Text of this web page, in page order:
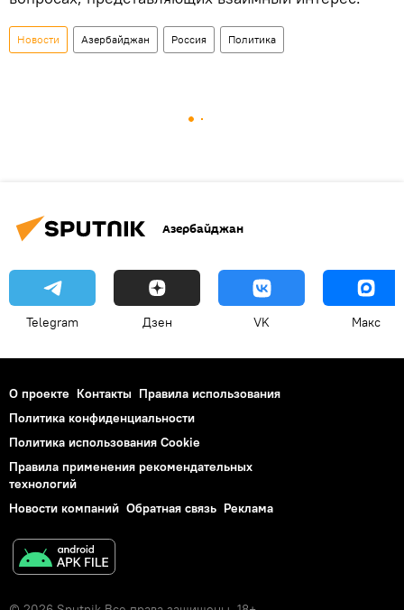
Новости Азербайджан Россия Политика
Азербайджан
Telegram Дзен VK Макс
О проекте Контакты Правила использования
Политика конфиденциальности
Политика использования Cookie
Правила применения рекомендательных
технологий
Новости компаний Обратная связь Реклама